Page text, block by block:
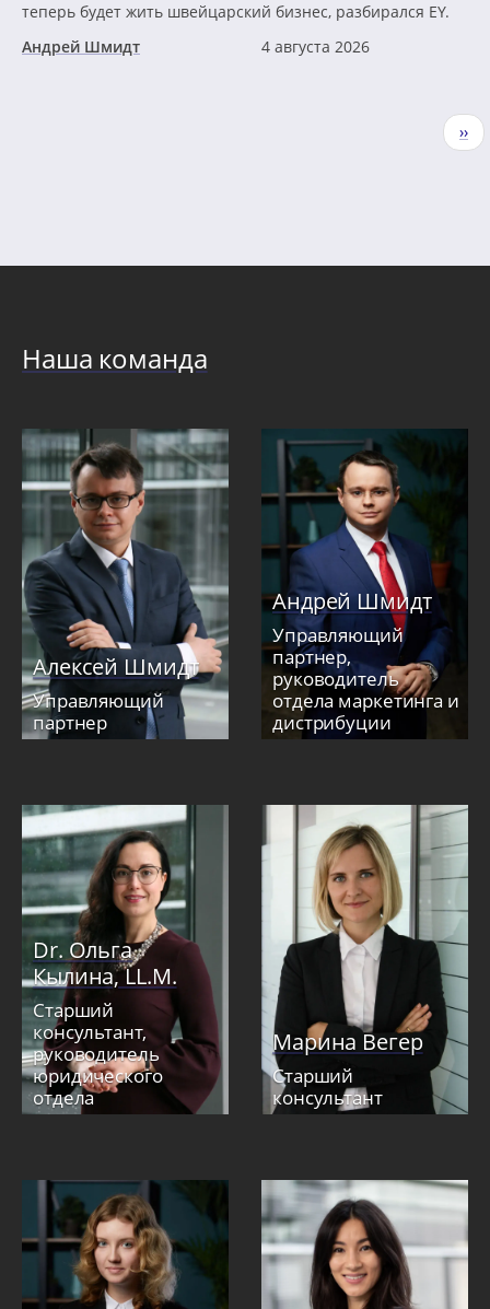
теперь будет жить швейцарский бизнес, разбирался EY.
Андрей Шмидт
4 августа 2026
››
Наша команда
Алексей Шмидт
Управляющий
партнер
Андрей Шмидт
Управляющий
партнер,
руководитель
отдела маркетинга и
дистрибуции
Dr. Ольга
Кылина, LL.M.
Старший
консультант,
руководитель
юридического
отдела
Марина Вегер
Старший
консультант